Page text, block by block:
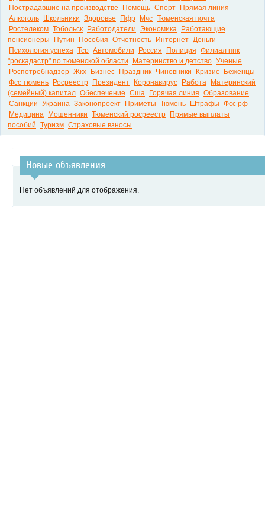
Пострадавшие на производстве
Помощь Спорт
Прямая линия
Алкоголь
Школьники Здоровье Пфр Мчс Тюменская почта
Ростелеком Тобольск Работодатели Экономика
Работающие
пенсионеры
Путин Пособия Отчетность Интернет Деньги
Психология успеха Тср Автомобили Россия Полиция Филиал ппк
"роскадастр" по тюменской области
Материнство и детство Ученые
Роспотребнадзор Жкх Бизнес Праздник Чиновники Кризис
Беженцы
Фсс тюмень
Росреестр Президент Коронавирус Работа
Материнский
(семейный) капитал Обеспечение Сша Горячая линия Образование
Санкции Украина Законопроект Приметы Тюмень Штрафы Фсс рф
Медицина
Мошенники Тюменский росреестр
Прямые выплаты
пособий Туризм Страховые взносы
Новые объявления
Нет объявлений для отображения.